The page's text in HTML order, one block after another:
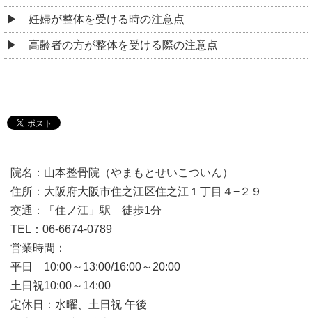
妊婦が整体を受ける時の注意点
高齢者の方が整体を受ける際の注意点
院名：山本整骨院（やまもとせいこついん）
住所：大阪府大阪市住之江区住之江１丁目４−２９
交通：「住ノ江」駅 徒歩1分
TEL：06-6674-0789
営業時間：
平日 10:00～13:00/16:00～20:00
土日祝10:00～14:00
定休日：水曜、土日祝 午後